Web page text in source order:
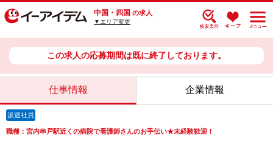
中国・四国 の求人
▼エリア変更
この求人の応募期間は既に終了しております。
仕事情報 企業情報
派遣社員
職種：宮内串戸駅近くの病院で看護師さんのお手伝い★未経験歓迎！